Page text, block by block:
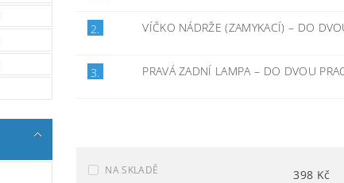
2. VÍČKO NÁDRŽE (ZAMYKACÍ) – DO
3. PRAVÁ ZADNÍ LAMPA – DO DVOU
NA SKLADĚ 398 Kč